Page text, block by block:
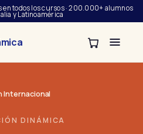
en todos los cursos · 200.000+ alumnos
y Latinoamérica
Internacional
DINÁMICA